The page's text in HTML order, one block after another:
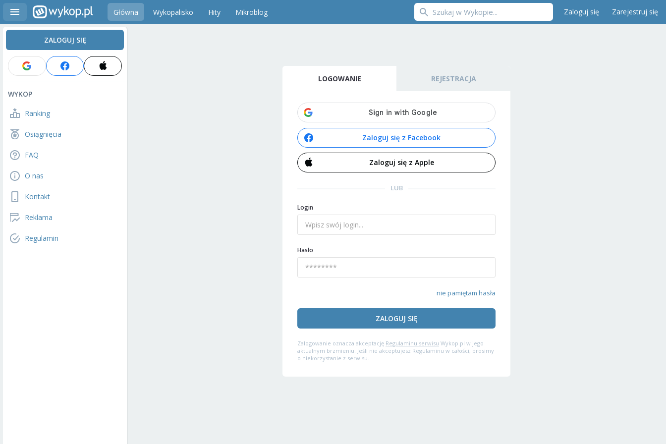
Główna Wykopalisko Hity Mikroblog Zaloguj się Zarejestruj się
ZALOGUJ SIĘ
WYKOP
Ranking
Osiągnięcia
FAQ
O nas
Kontakt
Reklama
Regulamin
LOGOWANIE REJESTRACJA
Zaloguj się z Facebook
Zaloguj się z Apple
LUB
Login
Hasło
nie pamiętam hasła
ZALOGUJ SIĘ
Zalogowanie oznacza akceptację Regulaminu serwisu Wykop.pl w jego
aktualnym brzmieniu. Jeśli nie akceptujesz Regulaminu w całości, prosimy
o niekorzystanie z serwisu.